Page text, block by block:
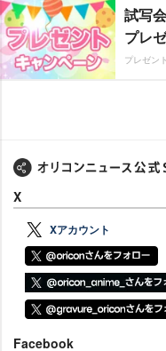
試写
プレ
プレゼン
X
Xアカウント
Facebook